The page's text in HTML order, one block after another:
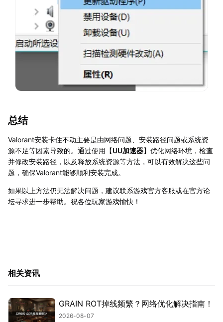
总结
Valorant安装卡住不动主要是由网络问题、安装路径问题或系统资
源不足等因素导致的。通过使用【UU加速器】优化网络环境，检查
并修改安装路径，以及释放系统资源等方法，可以有效解决这些问
题，确保Valorant能够顺利安装完成。
如果以上方法仍无法解决问题，建议联系游戏官方客服或在官方论
坛寻求进一步帮助。祝各位玩家游戏愉快！
相关资讯
GRAIN ROT掉线频繁？网络优化解决指南！
2026-08-07